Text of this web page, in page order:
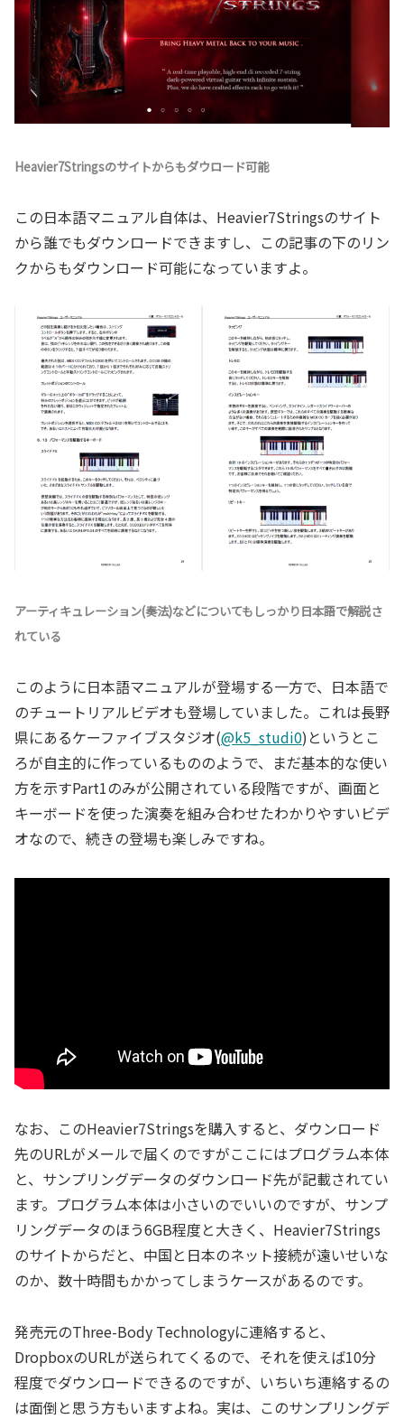
Heavier7Stringsのサイトからもダウロード可能
この日本語マニュアル自体は、Heavier7Stringsのサイト
から誰でもダウンロードできますし、この記事の下のリン
クからもダウンロード可能になっていますよ。
アーティキュレーション(奏法)などについてもしっかり日本語で解説さ
れている
このように日本語マニュアルが登場する一方で、日本語で
のチュートリアルビデオも登場していました。これは長野
県にあるケーファイブスタジオ(@k5_studi0)というとこ
ろが自主的に作っているもののようで、まだ基本的な使い
方を示すPart1のみが公開されている段階ですが、画面と
キーボードを使った演奏を組み合わせたわかりやすいビデ
オなので、続きの登場も楽しみですね。
なお、このHeavier7Stringsを購入すると、ダウンロード
先のURLがメールで届くのですがここにはプログラム本体
と、サンプリングデータのダウンロード先が記載されてい
ます。プログラム本体は小さいのでいいのですが、サンプ
リングデータのほう6GB程度と大きく、Heavier7Strings
のサイトからだと、中国と日本のネット接続が遠いせいな
のか、数十時間もかかってしまうケースがあるのです。
発売元のThree-Body Technologyに連絡すると、
DropboxのURLが送られてくるので、それを使えば10分
程度でダウンロードできるのですが、いちいち連絡するの
は面倒と思う方もいますよね。実は、このサンプリングデ